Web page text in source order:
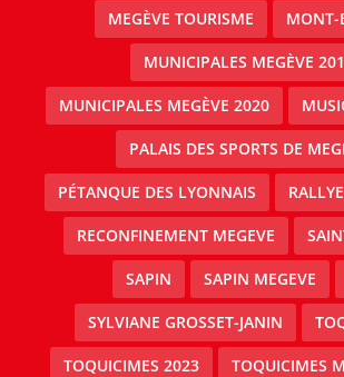
MEGÈVE TOURISME MONT-
MUNICIPALES MEGÈVE
MUNICIPALES MEGÈVE 2020
PALAIS DES SPORTS DE
PÉTANQUE DES LYONNAIS
RECONFINEMENT MEGEVE
SAPIN SAPIN MEGEVE
SYLVIANE GROSSET-JANIN
TOQUICIMES 2023 TOQUICIMES